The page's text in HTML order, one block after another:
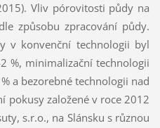
Vliv pórovitosti půdy na
způsobu zpracování půdy.
v konvenční technologii byl
%, minimalizační technologii
a bezorebné technologii nad
pokusy založené v roce 2012
s.r.o., na Slánsku s různou